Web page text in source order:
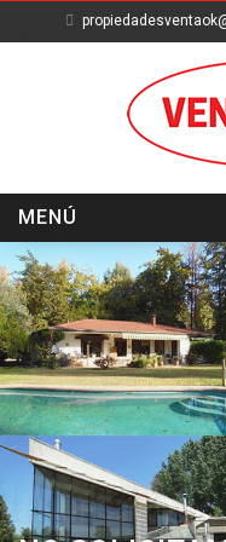
MENÚ
INICIO
VENTA
ARRIENDO
SERVICIOS
NOSOTROS
CONTACTO
NUESTRO